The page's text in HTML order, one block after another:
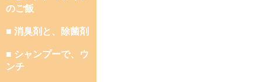
のご飯
■ 消臭剤と、除菌剤
■ シャンプーで、ウ
ンチ